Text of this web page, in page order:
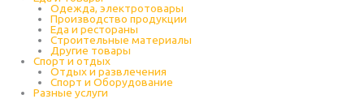
Одежда, электротовары
Производство продукции
Еда и рестораны
Строительные материалы
Другие товары
Спорт и отдых
Отдых и развлечения
Спорт и Оборудование
Разные услуги